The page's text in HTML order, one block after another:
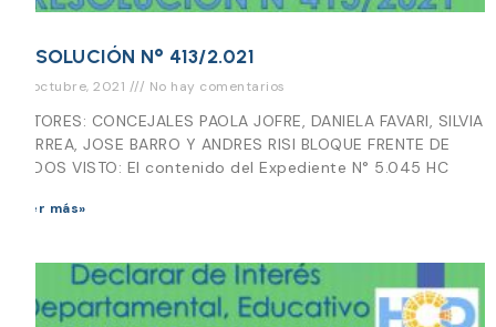
RESOLUCIÓN N° 413/2.021
22 octubre, 2021 No hay comentarios
AUTORES: CONCEJALES PAOLA JOFRE, DANIELA FAVARI, SILVIA
CORREA, JOSE BARRO Y ANDRES RISI BLOQUE FRENTE DE
TODOS VISTO: El contenido del Expediente N° 5.045 HC
Leer más»